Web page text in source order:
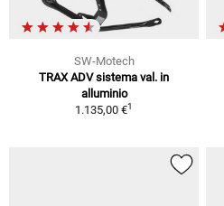
SW-Motech
TRAX ADV sistema val. in
alluminio
1.135,00 €1